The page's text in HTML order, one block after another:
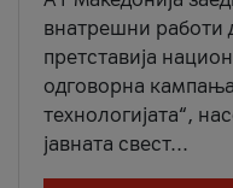
внатрешни работи
претставија
одговорна
технологијата“,
јавната свест...